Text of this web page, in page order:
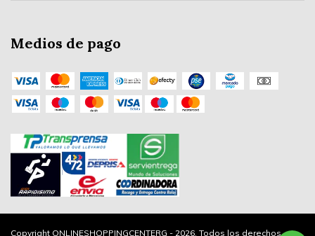
Medios de pago
Copyright ONLINESHOPPINGCENTERG - 2026. Todos los derechos